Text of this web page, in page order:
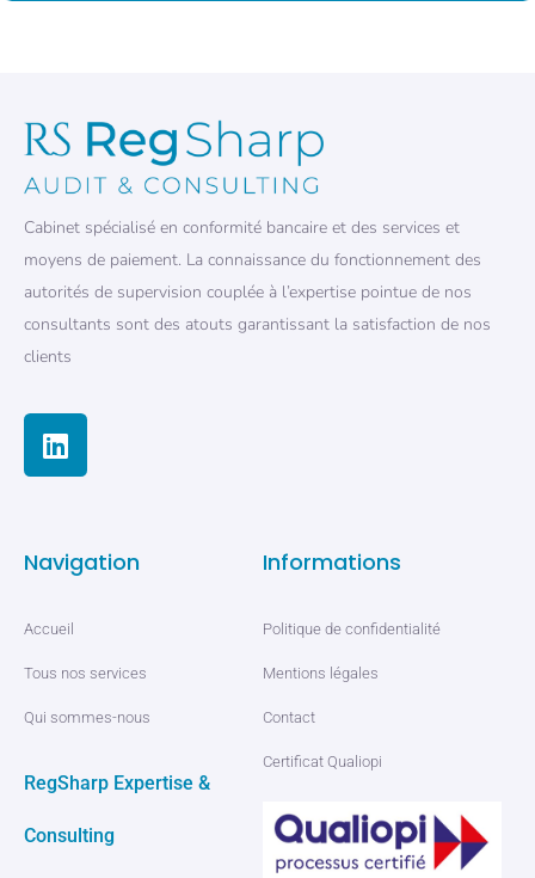
Cabinet spécialisé en conformité bancaire et des services et
moyens de paiement. La connaissance du fonctionnement des
autorités de supervision couplée à l’expertise pointue de nos
consultants sont des atouts garantissant la satisfaction de nos
clients
Navigation
Accueil
Tous nos services
Qui sommes-nous
RegSharp Expertise &
Consulting
Informations
Politique de confidentialité
Mentions légales
Contact
Certificat Qualiopi